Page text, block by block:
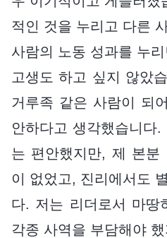
적인 것을 누리고 다른
사람의 노동 성과를 누
고생도 하고 싶지 않았
거루족 같은 사람이 되
안하다고 생각했습니다
는 편안했지만, 제 본분
이 없었고, 진리에서도
다. 저는 리더로서 마땅
각종 사역을 부담해야